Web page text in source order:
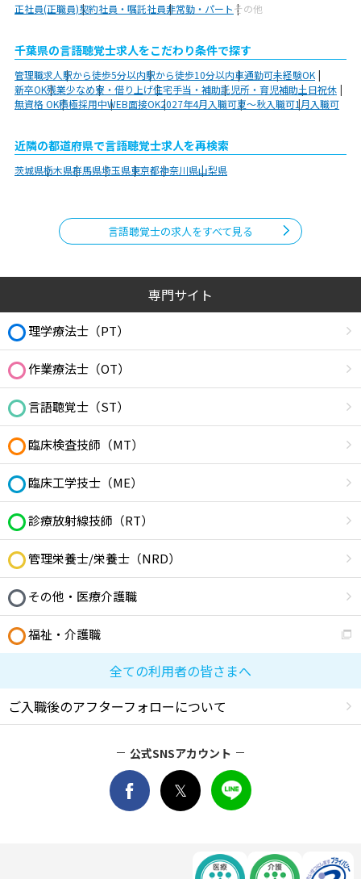
正社員(正職員)契約社員・嘱託社員非常勤・パートその他
千葉県の言語聴覚士求人をこだわり条件で探す
管理職求人駅から徒歩5分以内駅から徒歩10分以内車通勤可未経験OK
新卒OK残業少なめ寮・借り上げ住宅手当・補助託児所・育児補助土日祝休
無資格 OK積極採用中WEB面接OK2027年4月入職可夏～秋入職可1月入職可
近隣の都道府県で言語聴覚士求人を再検索
茨城県栃木県群馬県埼玉県東京都神奈川県山梨県
言語聴覚士の求人をすべて見る
専門サイト
理学療法士（PT）
作業療法士（OT）
言語聴覚士（ST）
臨床検査技師（MT）
臨床工学技士（ME）
診療放射線技師（RT）
管理栄養士/栄養士（NRD）
その他・医療介護職
福祉・介護職
全ての利用者の皆さまへ
ご入職後のアフターフォローについて
公式SNSアカウント